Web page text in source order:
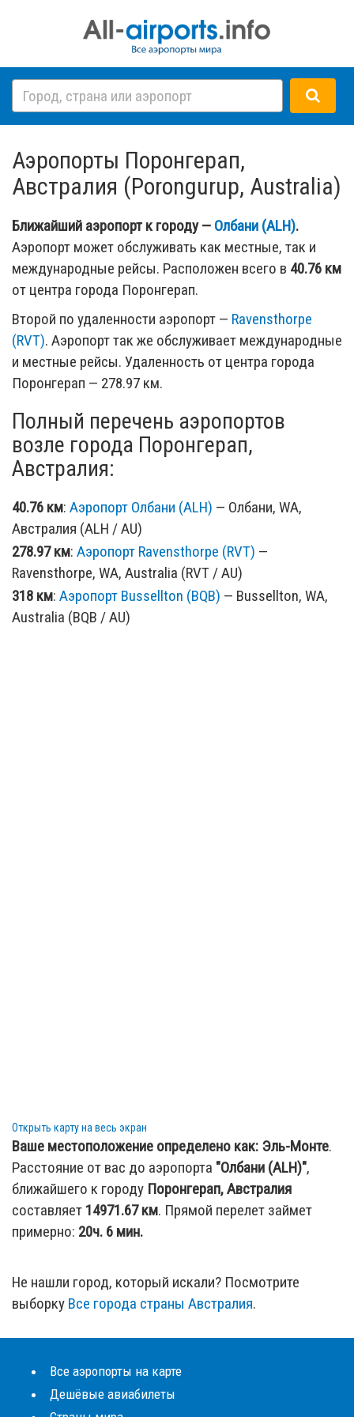
Аэропорты Поронгерап,
Австралия (Porongurup, Australia)
Ближайший аэропорт к городу — Олбани (ALH).
Аэропорт может обслуживать как местные, так и
международные рейсы. Расположен всего в 40.76 км
от центра города Поронгерап.
Второй по удаленности аэропорт — Ravensthorpe
(RVT). Аэропорт так же обслуживает международные
и местные рейсы. Удаленность от центра города
Поронгерап — 278.97 км.
Полный перечень аэропортов
возле города Поронгерап,
Австралия:
40.76 км: Аэропорт Олбани (ALH) — Олбани, WA,
Австралия (ALH / AU)
278.97 км: Аэропорт Ravensthorpe (RVT) —
Ravensthorpe, WA, Australia (RVT / AU)
318 км: Аэропорт Bussellton (BQB) — Bussellton, WA,
Australia (BQB / AU)
Открыть карту на весь экран
Ваше местоположение определено как: Эль-Монте.
Расстояние от вас до аэропорта "Олбани (ALH)",
ближайшего к городу Поронгерап, Австралия
составляет 14971.67км. Прямой перелет займет
примерно: 20ч. 6 мин.
Не нашли город, который искали? Посмотрите
выборку Все города страны Австралия.
Все аэропорты на карте
Дешёвые авиабилеты